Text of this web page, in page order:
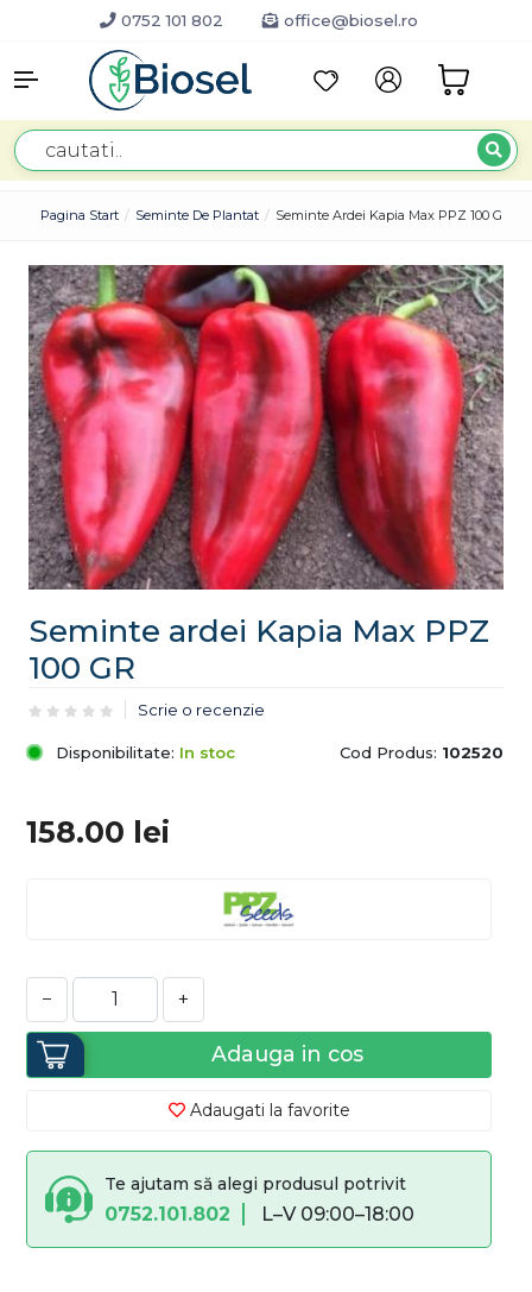
0752 101 802 office@biosel.ro
Pagina Start Seminte De Plantat Seminte Ardei Kapia Max PPZ 100 GR
Seminte ardei Kapia Max PPZ
100 GR
Scrie o recenzie
Disponibilitate: In stoc Cod Produs: 102520
158.00 lei
− +
Adauga in cos
Adaugati la favorite
Te ajutam să alegi produsul potrivit
0752.101.802 L–V 09:00–18:00